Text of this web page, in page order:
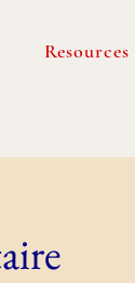
Resources